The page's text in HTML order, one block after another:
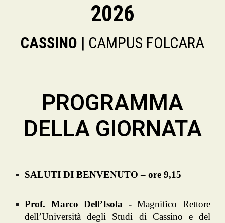
2026
CASSINO | CAMPUS FOLCARA
PROGRAMMA
DELLA GIORNATA
SALUTI DI BENVENUTO – ore 9,15
Prof. Marco Dell’Isola -Magnifico Rettore
dell’Università degli Studi di Cassino e del